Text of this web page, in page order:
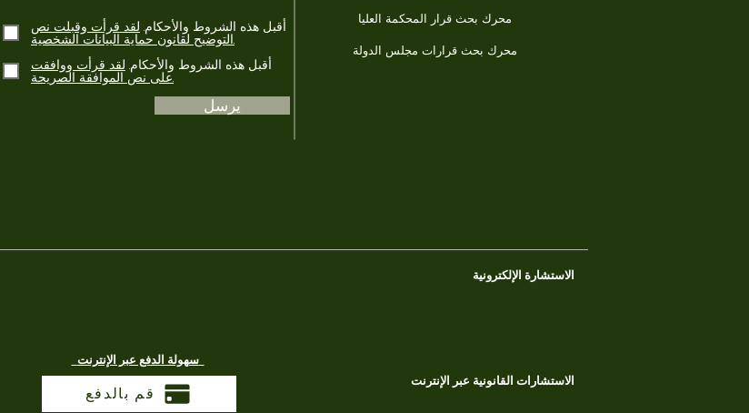
أقبل هذه الشروط والأحكام. لقد قرأت وقبلت نص
التوضيح لقانون حماية البيانات الشخصية.
أقبل هذه الشروط والأحكام. لقد قرأت ووافقت
على نص الموافقة الصريحة.
يرسل
محرك بحث قرار المحكمة العليا
محرك بحث قرارات مجلس الدولة
الاستشارة الإلكترونية
سهولة الدفع عبر الإنترنت
قم بالدفع
الاستشارات القانونية عبر الإنترنت